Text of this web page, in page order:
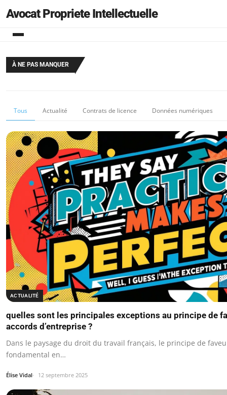
Avocat Propriete Intellectuelle
À NE PAS MANQUER
Tous Actualité Contrats de licence Données numériques
ACTUALITÉ
quelles sont les principales exceptions au principe de
accords d’entreprise ?
Dans le paysage du droit du travail français, le principe de
fondamental en…
Élise Vidal 12 septembre 2025